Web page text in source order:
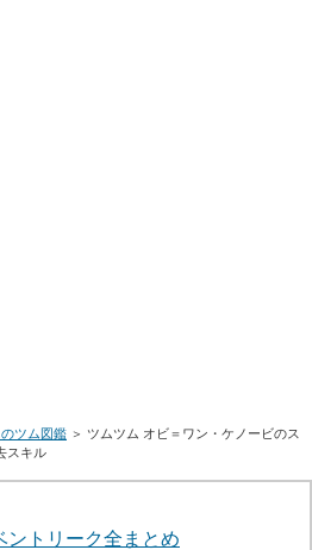
ツム図鑑 ＞ ツムツム オビ＝ワン・ケノービのス
スキル
ントリーク全まとめ